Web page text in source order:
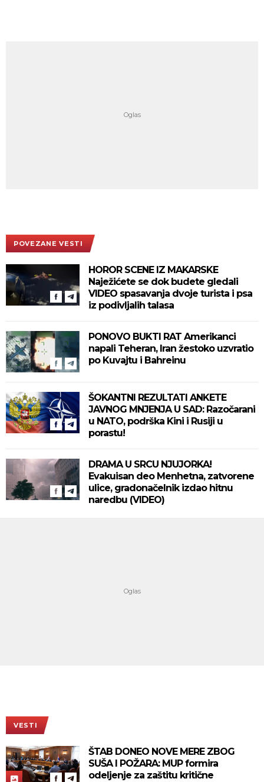
POVEZANE VESTI
HOROR SCENE IZ MAKARSKE
Naježićete se dok budete gledali
VIDEO spasavanja dvoje turista i psa
iz podivljalih talasa
PONOVO BUKTI RAT Amerikanci
napali Teheran, Iran žestoko uzvratio
po Kuvajtu i Bahreinu
ŠOKANTNI REZULTATI ANKETE
JAVNOG MNJENJA U SAD: Razočarani
u NATO, podrška Kini i Rusiji u
porastu!
DRAMA U SRCU NJUJORKA!
Evakuisan deo Menhetna, zatvorene
ulice, gradonačelnik izdao hitnu
naredbu (VIDEO)
VESTI
ŠTAB DONEO NOVE MERE ZBOG
SUŠA I POŽARA: MUP formira
odeljenje za zaštitu kritične